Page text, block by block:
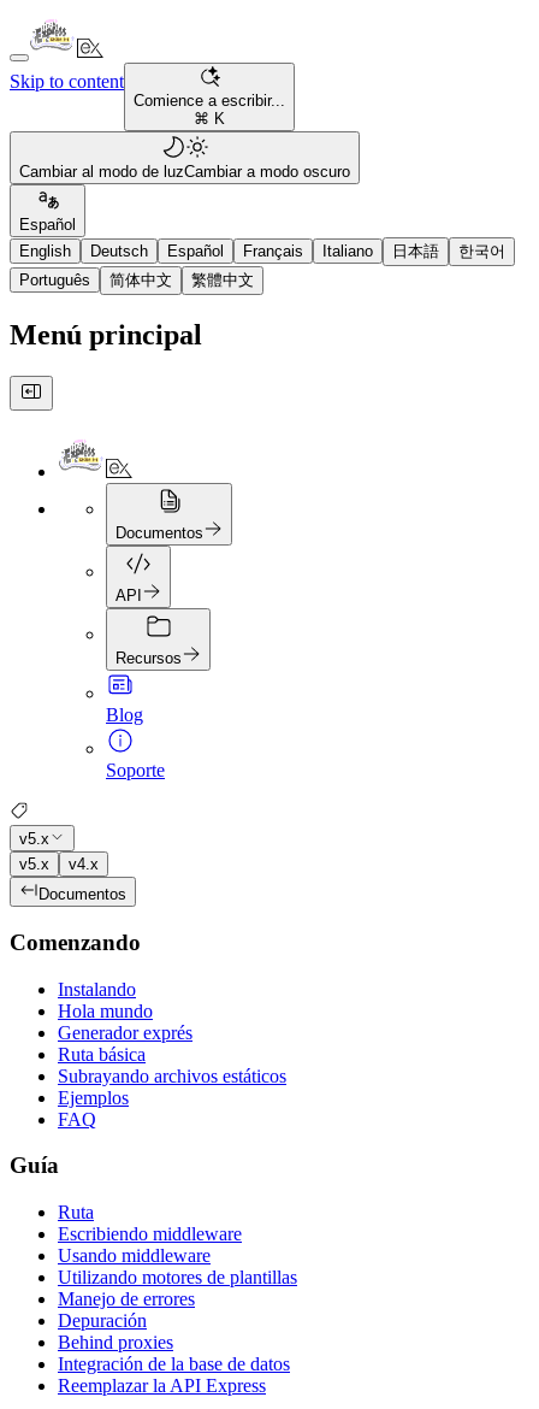
Skip to content
Comience a escribir...
⌘ K
Cambiar al modo de luzCambiar a modo oscuro
Español
English
Deutsch Español Français Italiano 日本語
한국어
Português
简体中文 繁體中文
Menú principal
Documentos
API
Recursos
Blog
Soporte
v5.x
v5.x
v4.x
Documentos
Comenzando
Instalando
Hola mundo
Generador exprés
Ruta básica
Subrayando archivos estáticos
Ejemplos
FAQ
Guía
Ruta
Escribiendo middleware
Usando middleware
Utilizando motores de plantillas
Manejo de errores
Depuración
Behind proxies
Integración de la base de datos
Reemplazar la API Express